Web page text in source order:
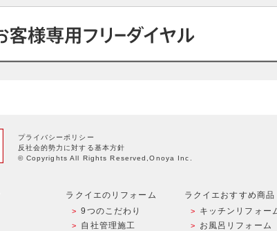
プライバシーポリシー
反社会的勢力に対する基本方針
© Copyrights All Rights Reserved,Onoya Inc.
ラクイエのリフォーム
9つのこだわり
自社管理施工
ラクイエおすすめ商品
キッチンリフォー
お風呂リフォーム